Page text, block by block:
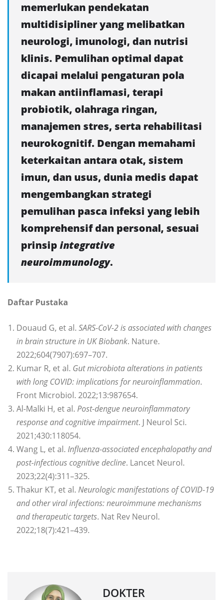
memerlukan pendekatan
multidisipliner yang melibatkan
neurologi, imunologi, dan nutrisi
klinis. Pemulihan optimal dapat
dicapai melalui pengaturan pola
makan antiinflamasi, terapi
probiotik, olahraga ringan,
manajemen stres, serta rehabilitasi
neurokognitif. Dengan memahami
keterkaitan antara otak, sistem
imun, dan usus, dunia medis dapat
mengembangkan strategi
pemulihan pasca infeksi yang lebih
komprehensif dan personal, sesuai
prinsip integrative
neuroimmunology.
Daftar Pustaka
Douaud G, et al. SARS-CoV-2 is associated with changes
in brain structure in UK Biobank. Nature.
2022;604(7907):697–707.
Kumar R, et al. Gut microbiota alterations in patients
with long COVID: implications for neuroinflammation.
Front Microbiol. 2022;13:987654.
Al-Malki H, et al. Post-dengue neuroinflammatory
response and cognitive impairment. J Neurol Sci.
2021;430:118054.
Wang L, et al. Influenza-associated encephalopathy and
post-infectious cognitive decline. Lancet Neurol.
2023;22(4):311–325.
Thakur KT, et al. Neurologic manifestations of COVID-19
and other viral infections: neuroimmune mechanisms
and therapeutic targets. Nat Rev Neurol.
2022;18(7):421–439.
DOKTER